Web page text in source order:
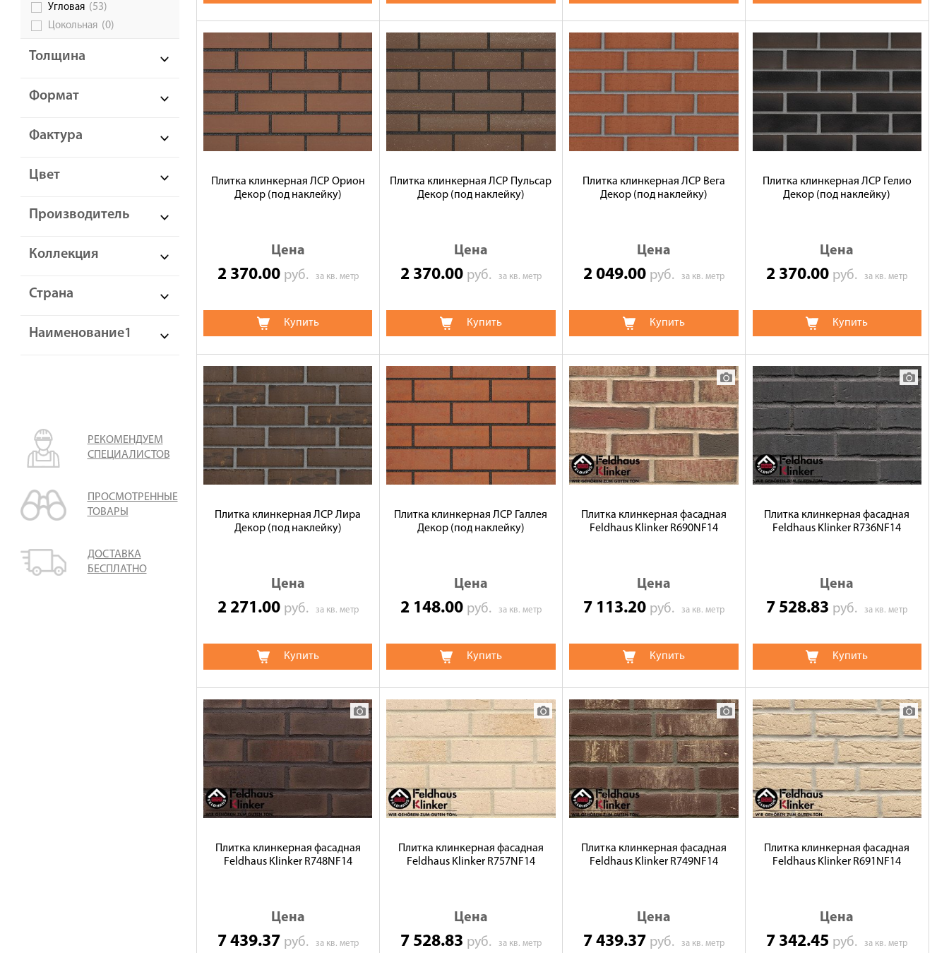
Угловая (53)
Цокольная (0)
Толщина
Формат
Фактура
Цвет
Производитель
Коллекция
Страна
Наименование1
РЕКОМЕНДУЕМ
СПЕЦИАЛИСТОВ
ПРОСМОТРЕННЫЕ
ТОВАРЫ
ДОСТАВКА
БЕСПЛАТНО
Плитка клинкерная ЛСР Орион
Декор (под наклейку)
Цена
2 370.00 руб. за кв. метр
Купить
Плитка клинкерная ЛСР Пульсар
Декор (под наклейку)
Цена
2 370.00 руб. за кв. метр
Купить
Плитка клинкерная ЛСР Вега
Декор (под наклейку)
Цена
2 049.00 руб.за кв. метр
Купить
Плитка клинкерная ЛСР Гелио
Декор (под наклейку)
Цена
2 370.00 руб.за кв. метр
Купить
Плитка клинкерная ЛСР Лира
Декор (под наклейку)
Цена
2 271.00 руб. за кв. метр
Купить
Плитка клинкерная ЛСР Галлея
Декор (под наклейку)
Цена
2 148.00 руб. за кв. метр
Купить
Плитка клинкерная фасадная
Feldhaus Klinker R690NF14
Цена
7 113.20 руб.за кв. метр
Купить
Плитка клинкерная фасадная
Feldhaus Klinker R736NF14
Цена
7 528.83 руб.за кв. метр
Купить
Плитка клинкерная фасадная
Feldhaus Klinker R748NF14
Цена
7 439.37 руб. за кв. метр
Плитка клинкерная фасадная
Feldhaus Klinker R757NF14
Цена
7 528.83 руб. за кв. метр
Плитка клинкерная фасадная
Feldhaus Klinker R749NF14
Цена
7 439.37 руб.за кв. метр
Плитка клинкерная фасадная
Feldhaus Klinker R691NF14
Цена
7 342.45 руб.за кв. метр